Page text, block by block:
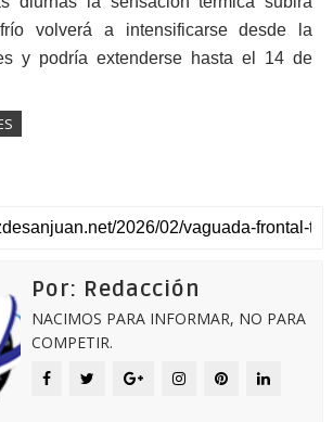
volverá a intensificarse desde la
y podría extenderse hasta el 14 de
Por: Redacción
NACIMOS PARA INFORMAR, NO PARA
COMPETIR.